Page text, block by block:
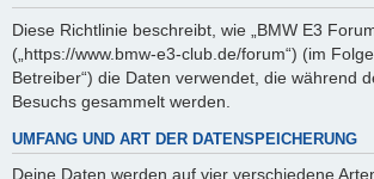
Diese Richtlinie beschreibt, wie „BMW E3
(„https://www.bmw-e3-club.de/forum“) (im
Betreiber“) die Daten verwendet, die während
Besuchs gesammelt werden.
UMFANG UND ART DER DATENSPEICHERUNG
Deine Daten werden auf vier verschiedene